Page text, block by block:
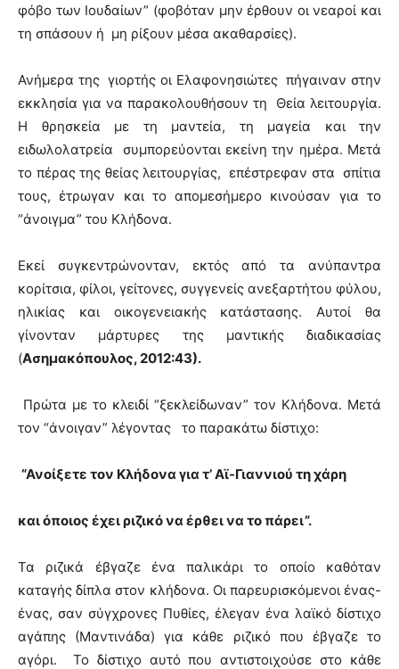
φόβο των Ιουδαίων” (φοβόταν μην έρθουν οι νεαροί και
τη σπάσουν ή μη ρίξουν μέσα ακαθαρσίες).
Ανήμερα της γιορτής οι Ελαφονησιώτες πήγαιναν στην
εκκλησία για να παρακολουθήσουν τη Θεία λειτουργία.
Η θρησκεία με τη μαντεία, τη μαγεία και την
ειδωλολατρεία συμπορεύονται εκείνη την ημέρα. Μετά
το πέρας της θείας λειτουργίας, επέστρεφαν στα σπίτια
τους, έτρωγαν και το απομεσήμερο κινούσαν για το
“άνοιγμα” του Κλήδονα.
Εκεί συγκεντρώνονταν, εκτός από τα ανύπαντρα
κορίτσια, φίλοι, γείτονες, συγγενείς ανεξαρτήτου φύλου,
ηλικίας και οικογενειακής κατάστασης. Αυτοί θα
γίνονταν μάρτυρες της μαντικής διαδικασίας
(Ασημακόπουλος, 2012:43).
Πρώτα με το κλειδί “ξεκλείδωναν” τον Κλήδονα. Μετά
τον “άνοιγαν” λέγοντας το παρακάτω δίστιχο:
“Ανοίξετε τον Κλήδονα για τ’ Αϊ-Γιαννιού τη χάρη
και όποιος έχει ριζικό να έρθει να το πάρει”.
Τα ριζικά έβγαζε ένα παλικάρι το οποίο καθόταν
καταγής δίπλα στον κλήδονα. Οι παρευρισκόμενοι ένας-
ένας, σαν σύγχρονες Πυθίες, έλεγαν ένα λαϊκό δίστιχο
αγάπης (Μαντινάδα) για κάθε ριζικό που έβγαζε το
αγόρι. Το δίστιχο αυτό που αντιστοιχούσε στο κάθε